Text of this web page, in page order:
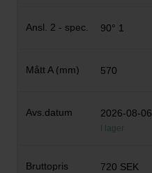
90° 1
570
2026-08-06
I lager
720 SEK